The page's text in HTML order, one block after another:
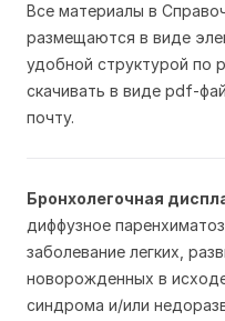
Все материалы в
размещаются в виде
удобной структурой по
скачивать в виде pdf-
почту.
Бронхолегочная
диффузное
заболевание легких,
новорожденных в
синдрома и/или